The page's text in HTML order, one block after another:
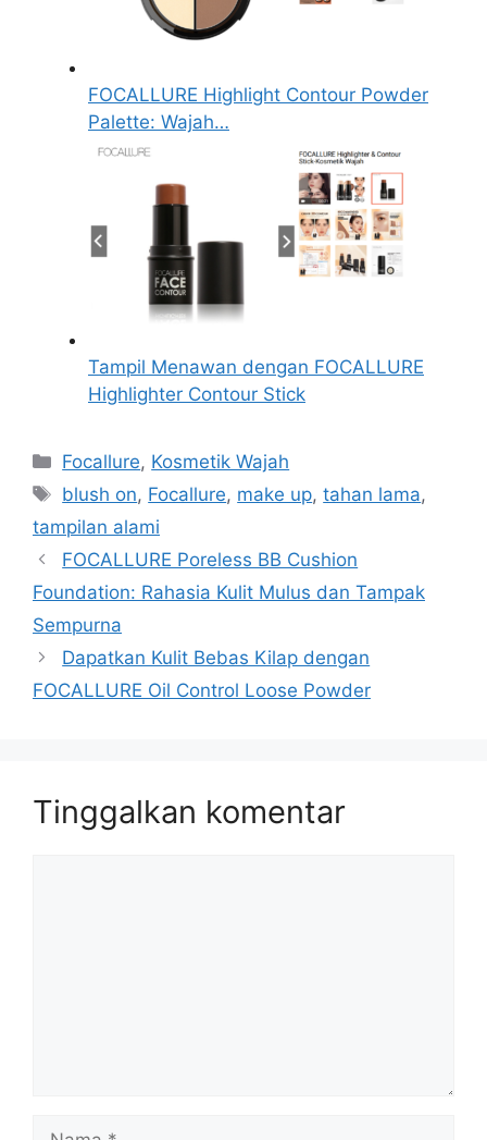
FOCALLURE Highlight Contour Powder
Palette: Wajah…
Tampil Menawan dengan FOCALLURE
Highlighter Contour Stick
Kategori
Focallure, Kosmetik Wajah
Tag
blush on, Focallure, make up,tahan lama,
tampilan alami
FOCALLURE Poreless BB Cushion
Foundation: Rahasia Kulit Mulus dan Tampak
Sempurna
Dapatkan Kulit Bebas Kilap dengan
FOCALLURE Oil Control Loose Powder
Tinggalkan komentar